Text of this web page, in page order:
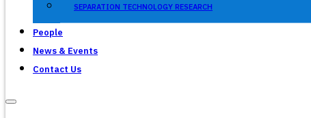
SEPARATION TECHNOLOGY RESEARCH
People
News & Events
Contact Us